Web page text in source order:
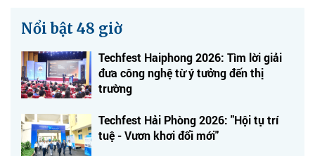
Nổi bật 48 giờ
Techfest Haiphong 2026: Tìm lời giải
đưa công nghệ từ ý tưởng đến thị
trường
Techfest Hải Phòng 2026: "Hội tụ trí
tuệ - Vươn khơi đổi mới"